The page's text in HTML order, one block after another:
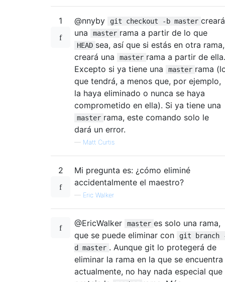
1 @nnyby git checkout -b master creará
una
master rama a partir de lo que
HEAD sea, así que si estás en otra rama,
creará una
master rama a partir de ella.
Excepto si ya tiene una
master rama
que tendrá, a menos que, por ejemplo,
la haya eliminado o nunca se haya
comprometido en ella). Si ya tiene una
master rama, este comando solo le
dará un error.
— Matt Curtis
2
Mi pregunta es: ¿cómo eliminé
accidentalmente el maestro?
— Eric Walker
@EricWalker master es solo una rama,
que se puede eliminar con
git branch
d master . Aunque git lo protegerá de
eliminar la rama en la que se encuentra
actualmente, no hay nada especial que